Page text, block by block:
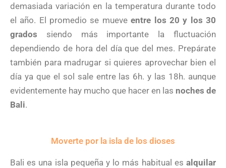
demasiada variación en la temperatura durante todo
el año. El promedio se mueveentre los 20 y los 30
grados siendo más importante la fluctuación
dependiendo de hora del día que del mes. Prepárate
también para madrugar si quieres aprovechar bien el
día ya que el sol sale entre las 6h. y las 18h. aunque
evidentemente hay mucho que hacer en las noches de
Bali.
Moverte por la isla de los dioses
Bali es una isla pequeña y lo más habitual es alquilar